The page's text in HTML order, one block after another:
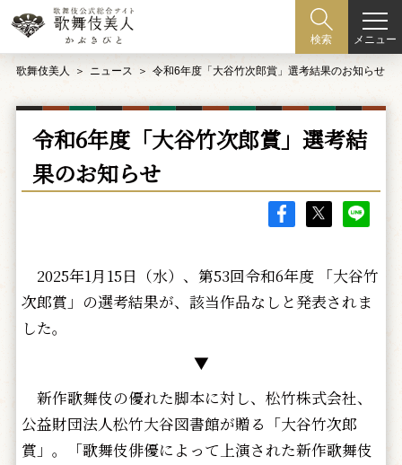
検索 メニュー
歌舞伎美人 ニュース 令和6年度「大谷竹次郎賞」選考結果のお知らせ
令和6年度「大谷竹次郎賞」選考結
果のお知らせ
2025年1月15日（水）、第53回令和6年度 「大谷竹
次郎賞」の選考結果が、該当作品なしと発表されま
した。
▼
新作歌舞伎の優れた脚本に対し、松竹株式会社、
公益財団法人松竹大谷図書館が贈る「大谷竹次郎
賞」。「歌舞伎俳優によって上演された新作歌舞伎